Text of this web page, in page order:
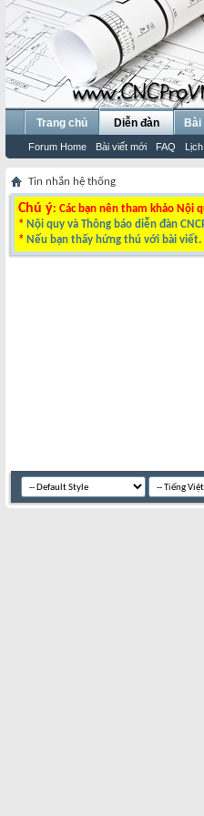
Trang chủ Diễn đàn
Forum Home Bài viết mới FAQ Lịch
Tin nhắn hệ thống
Chú ý: Các bạn nên tham khảo Nội
* Nội quy và Thông báo diễn đàn
* Nếu bạn thấy hứng thú với bài viết.